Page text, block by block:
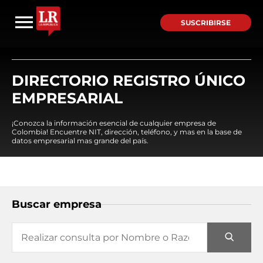
SUSCRIBIRSE
DIRECTORIO REGISTRO ÚNICO
EMPRESARIAL
¡Conozca la información esencial de cualquier empresa de
Colombia! Encuentre NIT, dirección, teléfono, y mas en la base de
datos empresarial mas grande del país.
Buscar empresa